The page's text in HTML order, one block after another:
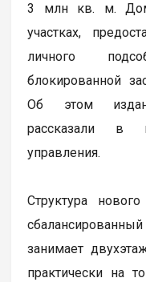
3 млн кв. м.
участках,
личного
блокированной
Об этом
рассказали в
управления.
Структура
занимает
практически на